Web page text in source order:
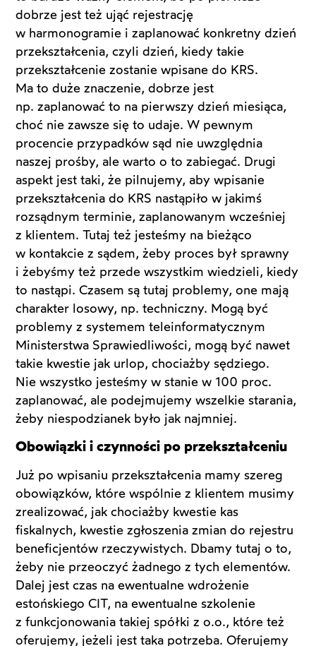
dobrze jest też ująć rejestrację
w harmonogramie i zaplanować konkretny dzień
przekształcenia, czyli dzień, kiedy takie
przekształcenie zostanie wpisane do KRS.
Ma to duże znaczenie, dobrze jest
np. zaplanować to na pierwszy dzień miesiąca,
choć nie zawsze się to udaje. W pewnym
procencie przypadków sąd nie uwzględnia
naszej prośby, ale warto o to zabiegać. Drugi
aspekt jest taki, że pilnujemy, aby wpisanie
przekształcenia do KRS nastąpiło w jakimś
rozsądnym terminie, zaplanowanym wcześniej
z klientem. Tutaj też jesteśmy na bieżąco
w kontakcie z sądem, żeby proces był sprawny
i żebyśmy też przede wszystkim wiedzieli, kiedy
to nastąpi. Czasem są tutaj problemy, one mają
charakter losowy, np. techniczny. Mogą być
problemy z systemem teleinformatycznym
Ministerstwa Sprawiedliwości, mogą być nawet
takie kwestie jak urlop, chociażby sędziego.
Nie wszystko jesteśmy w stanie w 100 proc.
zaplanować, ale podejmujemy wszelkie starania,
żeby niespodzianek było jak najmniej.
Obowiązki i czynności po przekształceniu
Już po wpisaniu przekształcenia mamy szereg
obowiązków, które wspólnie z klientem musimy
zrealizować, jak chociażby kwestie kas
fiskalnych, kwestie zgłoszenia zmian do rejestru
beneficjentów rzeczywistych. Dbamy tutaj o to,
żeby nie przeoczyć żadnego z tych elementów.
Dalej jest czas na ewentualne wdrożenie
estońskiego CIT, na ewentualne szkolenie
z funkcjonowania takiej spółki z o.o., które też
oferujemy, jeżeli jest taka potrzeba. Oferujemy